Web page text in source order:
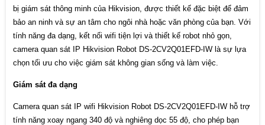
bị giám sát thông minh của Hikvision, được thiết kế đặc biệt để đảm
bảo an ninh và sự an tâm cho ngôi nhà hoặc văn phòng của bạn. Với
tính năng đa dạng, kết nối wifi tiện lợi và thiết kế robot nhỏ gọn,
camera quan sát IP Hikvision Robot DS-2CV2Q01EFD-IW là sự lựa
chọn tối ưu cho việc giám sát không gian sống và làm việc.
Giám sát đa dạng
Camera quan sát IP wifi Hikvision Robot DS-2CV2Q01EFD-IW hỗ trợ
tính năng xoay ngang 340 độ và nghiêng dọc 55 độ, cho phép bạn